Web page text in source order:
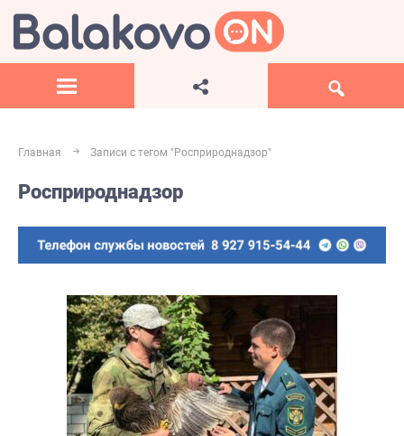
Главная Записи с тегом "Росприроднадзор"
Росприроднадзор